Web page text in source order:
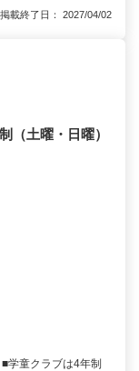
載終了日： 2027/04/02
土曜・日曜）
学童クラブは4年制